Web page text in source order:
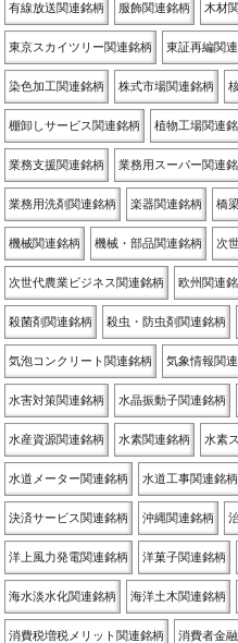
有線放送関連銘柄 服飾関連銘柄 木材
東京スカイツリー関連銘柄 東証再編関
染色加工関連銘柄 株式市場関連銘柄
棚卸しサービス関連銘柄 植物工場関連
業務支援関連銘柄 業務用スーパー関連
業務用洗剤関連銘柄 楽器関連銘柄 橋
機械関連銘柄 機械・部品関連銘柄 次
次世代農業ビジネス関連銘柄 欧州関連
殺菌剤関連銘柄 殺虫・防虫剤関連銘柄
気泡コンクリート関連銘柄 気象情報関
水害対策関連銘柄 水晶振動子関連銘柄
水産資源関連銘柄 水素関連銘柄 水素
水道メーター関連銘柄 水道工事関連銘柄
決済サービス関連銘柄 沖縄関連銘柄
洋上風力発電関連銘柄 洋菓子関連銘柄
海水淡水化関連銘柄 海洋土木関連銘柄
消費税増税メリット関連銘柄 消費者金